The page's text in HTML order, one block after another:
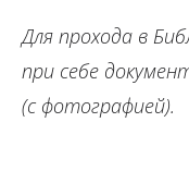
Для прохода в
при себе
(с фотографией).